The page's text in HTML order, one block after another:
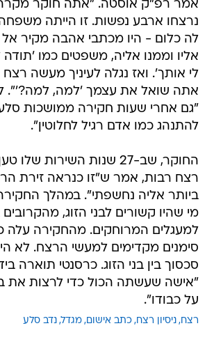
אמר רפ"ק אוסטה. "אתה חוקר מקרה
נרצחו ארבע נפשות. זו הייתה
לה כלום - היו מכתבי אהבה מקיר
אליו וממנו אליה, משפטים כמו 'תודה
לי אותך'. ואז נגלה לעיניך מעשה רצח
אתה שואל את עצמך 'למה, למה?'".
"גם אחרי שעות חקירה ממושכות
להתנהג כמו אדם רגיל לחלוטין".
החוקר, שב-27 שנות השירות
רצח רבות, אמר ש"זו כנראה זירת
ביותר אליה נחשפתי". במהלך
מי שהיו קשורים לבני הזוג, מהקרובים
למעגלים המרוחקים. מהחקירה עלה
סימנים מקדימים למעשי הרצח. לא
סכסוך בין בני הזוג. כרסנטי תוארה
"אישה שעשתה הכול כדי לרצות את
על כבודו".
רצח ניסיון רצח כתב אישום מגדל נדב סלע